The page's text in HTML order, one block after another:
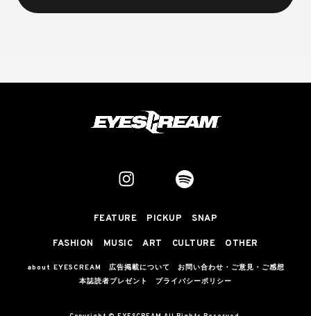
FEATURE PICKUP SNAP
FASHION MUSIC ART CULTURE OTHER
about EYESCREAM 広告掲載について
お問い合わせ・ご意見・ご感想
本誌読者プレゼント
プライバシーポリシー